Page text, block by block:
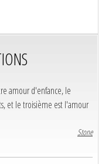
amour d'enfance, le
et le troisième est l'amour
Stone